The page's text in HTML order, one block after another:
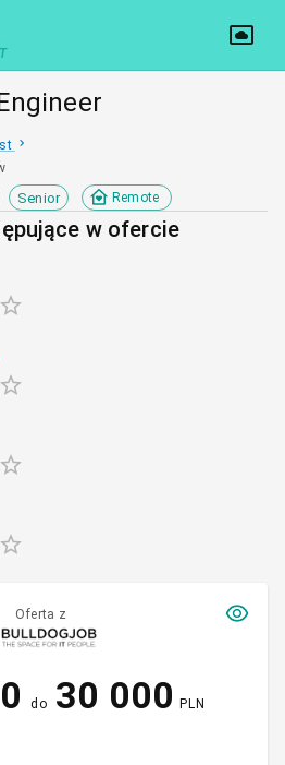
Senior Remote
w ofercie
Oferta z
do 30 000 PLN